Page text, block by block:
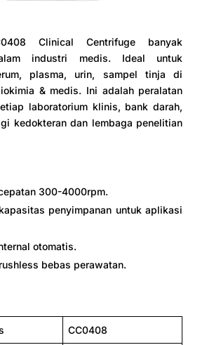
Clinical Centrifuge banyak
industri medis. Ideal untuk
plasma, urin, sampel tinja di
& medis. Ini adalah peralatan
laboratorium klinis, bank darah,
kedokteran dan lembaga penelitian
300-4000rpm.
penyimpanan untuk aplikasi
otomatis.
bebas perawatan.
CC0408